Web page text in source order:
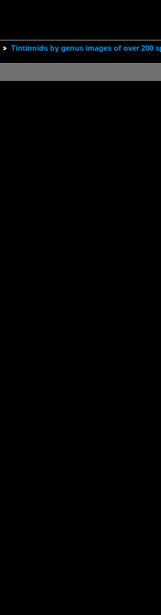
Tintinnids by genus images of over 200